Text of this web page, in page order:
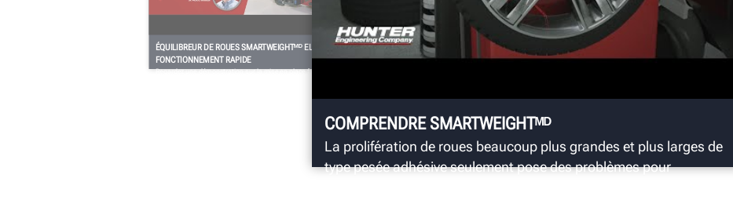
COMPRENDRE SMARTWEIGHTᴹᴰ
La prolifération de roues beaucoup plus grandes et plus larges de
type pesée adhésive seulement pose des problèmes pour
Nous
ÉQUILIBREUR DE ROUES SMARTWEIGHTᴹᴰ ELITE :
FONCTIONNEMENT RAPIDE
Regardez une démonstration sur la mise en place facile du capot